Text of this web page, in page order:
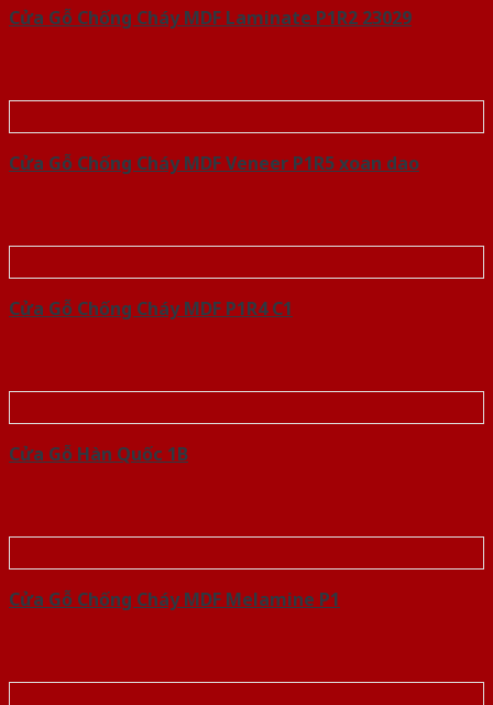
Cửa Gỗ Chống Cháy MDF Laminate P1R2 23029
Cửa Gỗ Chống Cháy MDF Veneer P1R5 xoan dao
Cửa Gỗ Chống Cháy MDF P1R4 C1
Cửa Gỗ Hàn Quốc 1B
Cửa Gỗ Chống Cháy MDF Melamine P1